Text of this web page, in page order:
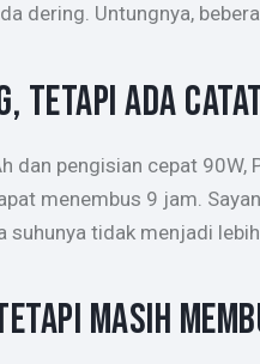
dering. Untungnya,
TETAPI ADA
dan pengisian cepat
menembus 9 jam.
tidak menjadi lebih
MASIH